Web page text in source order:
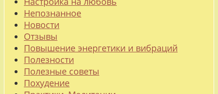
Непознанное
Новости
Отзывы
Повышение энергетики и вибраций
Полезности
Полезные советы
Похудение